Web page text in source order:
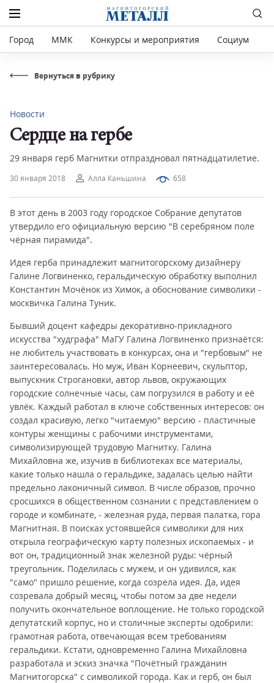
Город ММК Конкурсы и мероприятия Социум
Вернуться в рубрику
30 января 2018 Алла Каньшина 658
Новости
Сердце на гербе
29 января герб Магнитки отпраздновал пятнадцатилетие.
В этот день в 2003 году городское Собрание депутатов
утвердило его официальную версию "В серебряном поле
чёрная пирамида".
Идея герба принадлежит магнитогорскому дизайнеру
Галине Логвиненко, геральдическую обработку выполнил
Константин Мочёнок из Химок, а обоснование символики -
москвичка Галина Туник.
Бывший доцент кафедры декоративно-прикладного
искусства "худграфа" МаГУ Галина Логвиненко признаётся:
не любитель участвовать в конкурсах, она и "гербовым" не
заинтересовалась. Но муж, Иван Корнеевич, скульптор,
выпускник Строгановки, автор львов, окружающих
городские солнечные часы, сам погрузился в работу и её
увлёк. Каждый работал в ключе собственных интересов: он
создал красивую, легко "читаемую" версию - пластичные
контуры женщины с рабочими инструментами,
символизирующей трудовую Магнитку. Галина
Михайловна же, изучив в библиотеках все материалы,
какие только нашла о геральдике, задалась целью найти
предельно лаконичный символ. В числе образов, прочно
сросшихся в общественном сознании с представлением о
городе и комбинате, - железная руда, первая палатка, гора
Магнитная. В поисках устоявшейся символики для них
открыла географическую карту полезных ископаемых - и
вот он, традиционный знак железной руды: чёрный
треугольник. Поделилась с мужем, и он удивился, как
"само" пришло решение, когда созрела идея. Да, идея
созревала добрый месяц, чтобы потом за две недели
получить окончательное воплощение. Не только городской
депутатский корпус, но и столичные эксперты одобрили:
грамотная работа, отвечающая всем требованиям
геральдики. Кстати, одновременно Галина Михайловна
разработала и эскиз значка "Почётный гражданин
Магнитогорска" с символикой города. Как и герб, он был